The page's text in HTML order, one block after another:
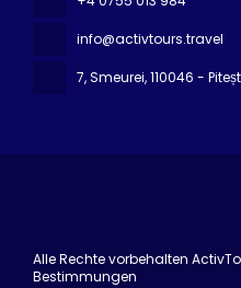
info@activtours.travel
7, Smeurei, 110046 -
Alle Rechte vorbehalten
Bestimmungen